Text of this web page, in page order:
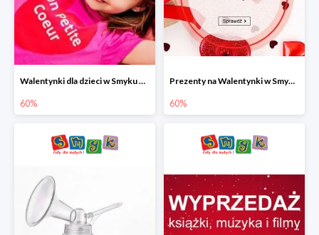
Walentynki dla dzieci w Smyku do -60%
60%
Prezenty na Walentynki w Smyku do -60%
60%